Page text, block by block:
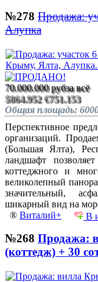
№278 Продажа:
Алупка
70.000.000 рубза всё
$864.952 €751.153
Общая площадь:
Перспективное
организаций.
(Большая Ялта),
ландшафт
коттеджного и
великолепный
значительный,
шикарный вид на
® Виталий+ В
№268 Продажа:
(коттедж) + 30